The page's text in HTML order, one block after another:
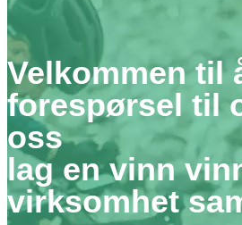
Velkommen til
forespørsel til
oss
lag en vinn
virksomhet